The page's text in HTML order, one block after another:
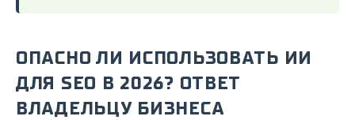
ОПАСНО ЛИ ИСПОЛЬЗОВАТЬ ИИ
ДЛЯ SEO В 2026? ОТВЕТ
ВЛАДЕЛЬЦУ БИЗНЕСА